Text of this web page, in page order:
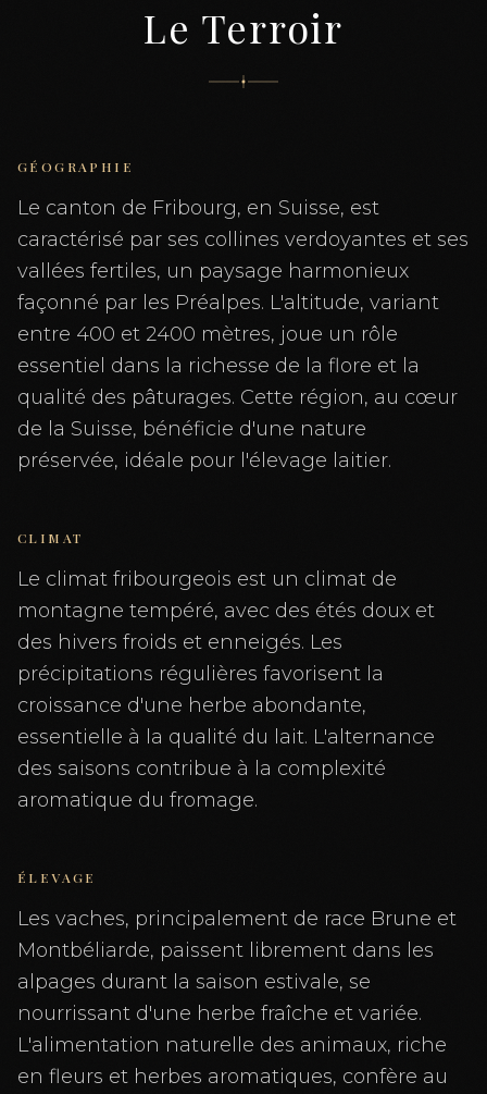
Le Terroir
GÉOGRAPHIE
Le canton de Fribourg, en Suisse, est
caractérisé par ses collines verdoyantes et ses
vallées fertiles, un paysage harmonieux
façonné par les Préalpes. L'altitude, variant
entre 400 et 2400 mètres, joue un rôle
essentiel dans la richesse de la flore et la
qualité des pâturages. Cette région, au cœur
de la Suisse, bénéficie d'une nature
préservée, idéale pour l'élevage laitier.
CLIMAT
Le climat fribourgeois est un climat de
montagne tempéré, avec des étés doux et
des hivers froids et enneigés. Les
précipitations régulières favorisent la
croissance d'une herbe abondante,
essentielle à la qualité du lait. L'alternance
des saisons contribue à la complexité
aromatique du fromage.
ÉLEVAGE
Les vaches, principalement de race Brune et
Montbéliarde, paissent librement dans les
alpages durant la saison estivale, se
nourrissant d'une herbe fraîche et variée.
L'alimentation naturelle des animaux, riche
en fleurs et herbes aromatiques, confère au